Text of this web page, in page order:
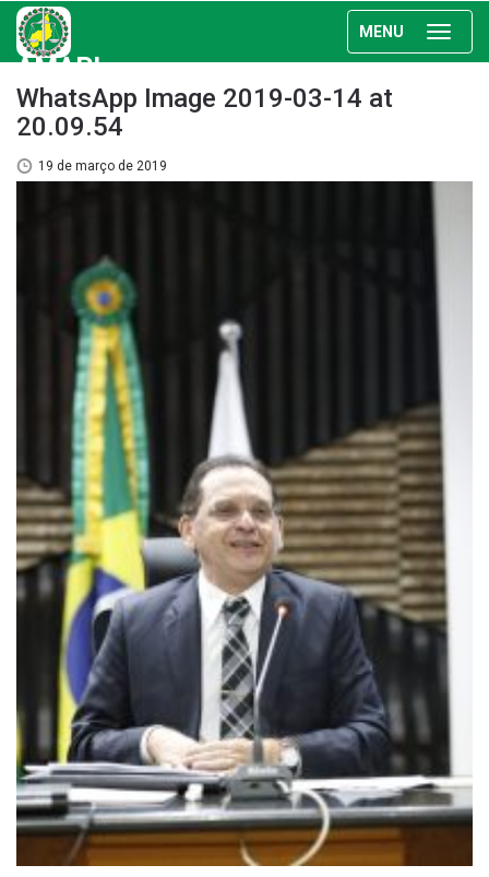
MENU
AMAPI
WhatsApp Image 2019-03-14 at
20.09.54
19 de março de 2019